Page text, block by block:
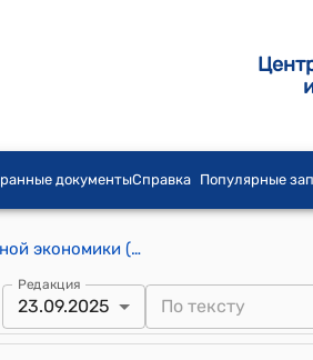
документыСправка Популярные
Порядок предоставления поручительства субъектам национальной экономики (Утверждено постановлением Кабинета Министров Кыргызской Республики от 20 июня 2022 года № 326)
Редакция
23.09.2025